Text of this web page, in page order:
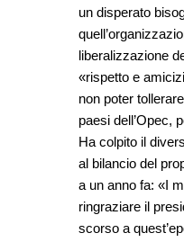
un disperato
liberalizzazione
«rispetto e
non poter
paesi dell’Opec,
Ha colpito il
al bilancio del
a un anno fa: «I
ringraziare il
scorso a